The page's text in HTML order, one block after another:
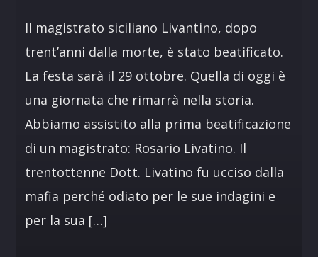
Il magistrato siciliano Livantino, dopo
trent’anni dalla morte, è stato beatificato.
La festa sarà il 29 ottobre. Quella di oggi è
una giornata che rimarrà nella storia.
Abbiamo assistito alla prima beatificazione
di un magistrato: Rosario Livatino. Il
trentottenne Dott. Livatino fu ucciso dalla
mafia perché odiato per le sue indagini e
per la sua […]